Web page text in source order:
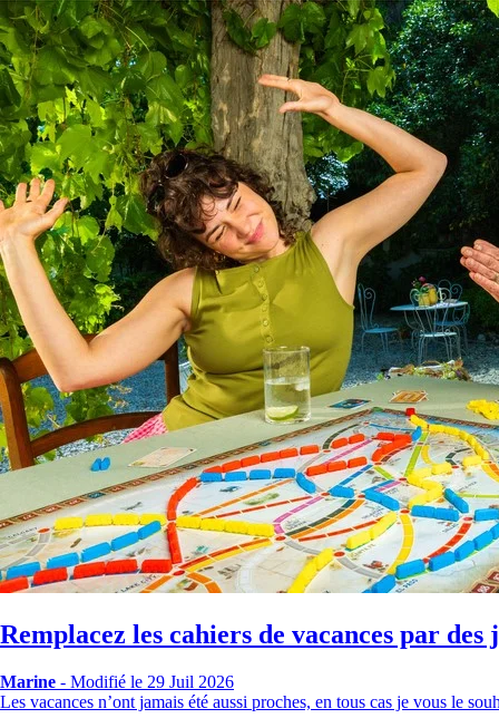
Remplacez les cahiers de vacances par des
Marine - Modifié le 29 Juil 2026
Les vacances n’ont jamais été aussi proches, en tous cas je vous le